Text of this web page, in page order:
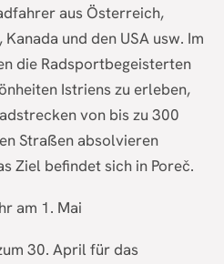
aus Österreich,
und den USA usw. Im
die Radsportbegeisterten
Istriens zu erleben,
von bis zu 300
Straßen absolvieren
Ziel befindet sich in Poreč.
am 1. Mai
30. April für das